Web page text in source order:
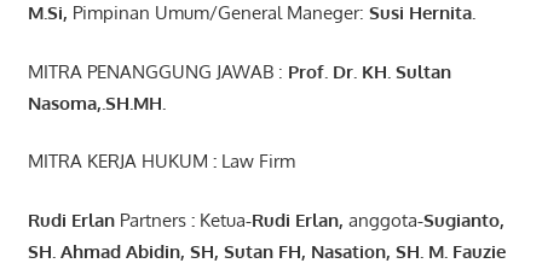
M.Si, Pimpinan Umum/General Maneger: Susi Hernita.
MITRA PENANGGUNG JAWAB : Prof. Dr. KH. Sultan
Nasoma,.SH.MH.
MITRA KERJA HUKUM : Law Firm
Rudi ErlanPartners : Ketua-Rudi Erlan, anggota-Sugianto,
SH. Ahmad Abidin, SH, SutanFH, Nasation, SH. M. Fauzie